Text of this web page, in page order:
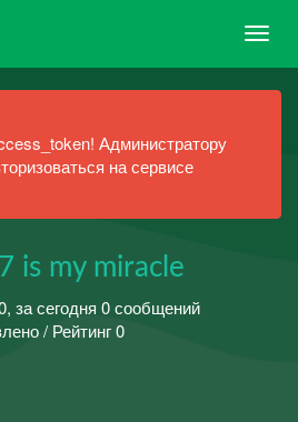
Администратору
на сервисе
is my miracle
за сегодня 0 сообщений
/ Рейтинг 0